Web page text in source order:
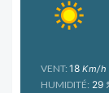
VENT: 18 Km/h
HUMIDITÉ: 29